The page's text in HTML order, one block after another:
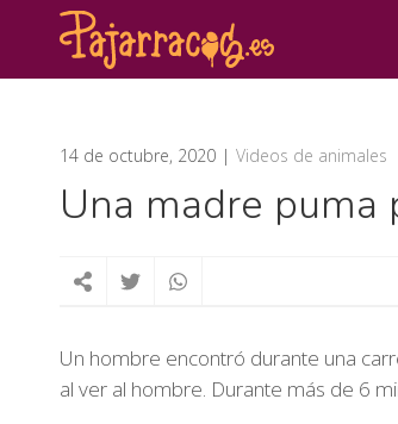
14 de octubre, 2020 Videos de animales
Una madre puma
Un hombre encontró durante una
al ver al hombre. Durante más de 6